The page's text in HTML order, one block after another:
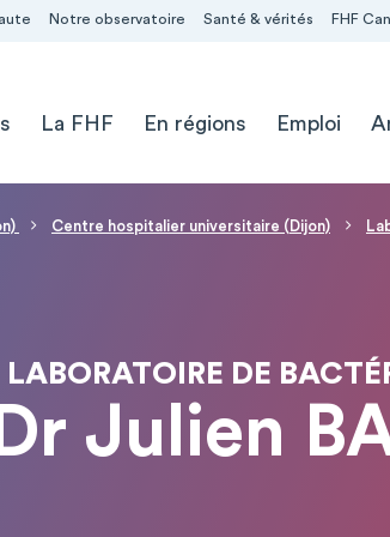
Notre observatoire Santé & vérités FHF
La FHF En régions Emploi
Centre hospitalier universitaire (Dijon)
LABORATOIRE DE
Dr Julien